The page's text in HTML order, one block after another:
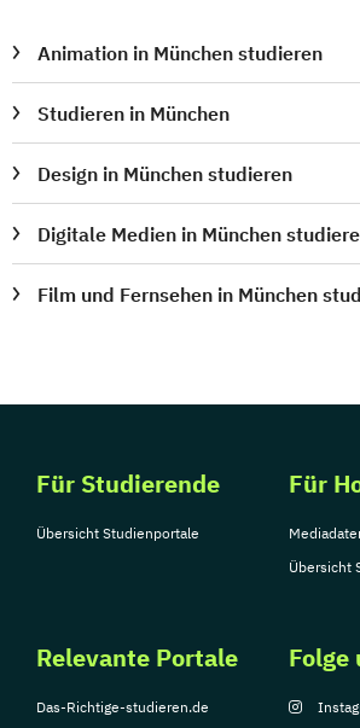
Animation in München studieren
Studieren in München
Design in München studieren
Digitale Medien in München
Film und Fernsehen in München
Für Studierende
Übersicht Studienportale
Für
Übersicht
Relevante Portale
Das-Richtige-studieren.de
Folge